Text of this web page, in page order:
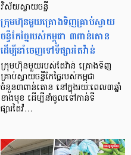
វិស័យស្វាយចន្ទី
ក្រុមហ៊ុនមួយគ្រោងទិញគ្រាប់ស្វាយ
ចន្ទីកែច្នៃរបស់កម្ពុជា ៣ពាន់តោន
ដើម្បីនាំចេញទៅទីផ្សារតៃវ៉ាន់
ក្រុមហ៊ុនមួយរបស់តៃវ៉ាន់ គ្រោងទិញ
គ្រាប់ស្វាយចន្ទីកែច្នៃរបស់កម្ពុជា
ចំនួន៣ពាន់តោន នៅក្នុងរយៈពេល៣ឆ្នាំ
ខាងមុខ ដើម្បីនាំចូលទៅកាន់ទី
ផ្សារតៃវ៉…